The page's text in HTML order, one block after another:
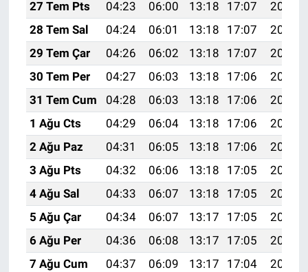
27 Tem Pts
04:23 06:00 13:18 17:07
20:26
28 Tem Sal
04:24 06:01 13:18 17:07
20:25
29 Tem Çar
04:26 06:02 13:18 17:07
20:24
30 Tem Per
04:27 06:03 13:18 17:06
20:23
31 Tem Cum
04:28 06:03 13:18 17:06
20:22
1 Ağu Cts
04:29 06:04 13:18 17:06
20:21
2 Ağu Paz
04:31 06:05 13:18 17:06
20:20
3 Ağu Pts
04:32 06:06 13:18 17:05
20:20
4 Ağu Sal
04:33 06:07 13:18 17:05
20:19
5 Ağu Çar
04:34 06:07 13:17 17:05
20:18
6 Ağu Per
04:36 06:08 13:17 17:05
20:16
7 Ağu Cum
04:37 06:09 13:17 17:04
20:15